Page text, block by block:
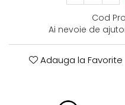
hidraulice
Cod
Ai nevoie de
Adauga la Favorite